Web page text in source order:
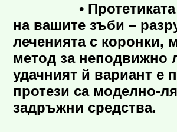
• Протетиката
на вашите зъби –
леченията с коронки,
метод за неподвижно
удачният й вариант е
протези са моделно-
задръжни средства.